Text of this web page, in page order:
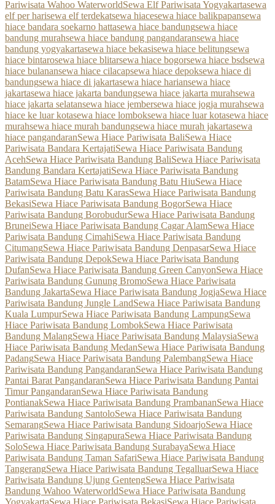
Pariwisata Wahoo WaterworldSewa Elf Pariwisata Yogyakartasewa
elf per harisewa elf terdekatsewa hiacesewa hiace balikpapansewa
hiace bandara soekarno hattasewa hiace bandungsewa hiace
bandung murahsewa hiace bandung pangandaransewa hiace
bandung yogyakartasewa hiace bekasisewa hiace belitungsewa
hiace bintarosewa hiace blitarsewa hiace bogorsewa hiace bsdsewa
hiace bulanansewa hiace cilacapsewa hiace depoksewa hiace di
bandungsewa hiace di jakartasewa hiace hariansewa hiace
jakartasewa hiace jakarta bandungsewa hiace jakarta murahsewa
hiace jakarta selatansewa hiace jembersewa hiace jogja murahsewa
hiace ke luar kotasewa hiace lomboksewa hiace luar kotasewa hiace
murahsewa hiace murah bandungsewa hiace murah jakartasewa
hiace pangandaranSewa Hiace Pariwisata BaliSewa Hiace
Pariwisata Bandara KertajatiSewa Hiace Pariwisata Bandung
AcehSewa Hiace Pariwisata Bandung BaliSewa Hiace Pariwisata
Bandung Bandara KertajatiSewa Hiace Pariwisata Bandung
BatamSewa Hiace Pariwisata Bandung Batu HiuSewa Hiace
Pariwisata Bandung Batu KarasSewa Hiace Pariwisata Bandung
BekasiSewa Hiace Pariwisata Bandung BogorSewa Hiace
Pariwisata Bandung BorobudurSewa Hiace Pariwisata Bandung
BruneiSewa Hiace Pariwisata Bandung Cagar AlamSewa Hiace
Pariwisata Bandung CimahiSewa Hiace Pariwisata Bandung
CitumangSewa Hiace Pariwisata Bandung DenpasarSewa Hiace
Pariwisata Bandung DepokSewa Hiace Pariwisata Bandung
DufanSewa Hiace Pariwisata Bandung Green CanyonSewa Hiace
Pariwisata Bandung Gunung BromoSewa Hiace Pariwisata
Bandung JakartaSewa Hiace Pariwisata Bandung JogjaSewa Hiace
Pariwisata Bandung Jungle LandSewa Hiace Pariwisata Bandung
Kuala LumpurSewa Hiace Pariwisata Bandung LampungSewa
Hiace Pariwisata Bandung LombokSewa Hiace Pariwisata
Bandung MalangSewa Hiace Pariwisata Bandung MalaysiaSewa
Hiace Pariwisata Bandung MedanSewa Hiace Pariwisata Bandung
PadangSewa Hiace Pariwisata Bandung PalembangSewa Hiace
Pariwisata Bandung PangandaranSewa Hiace Pariwisata Bandung
Pantai Barat PangandaranSewa Hiace Pariwisata Bandung Pantai
Timur PangandaranSewa Hiace Pariwisata Bandung
PontianakSewa Hiace Pariwisata Bandung PrambananSewa Hiace
Pariwisata Bandung SantoloSewa Hiace Pariwisata Bandung
SemarangSewa Hiace Pariwisata Bandung SidoarjoSewa Hiace
Pariwisata Bandung SingapuraSewa Hiace Pariwisata Bandung
SoloSewa Hiace Pariwisata Bandung SurabayaSewa Hiace
Pariwisata Bandung Taman SafariSewa Hiace Pariwisata Bandung
TangerangSewa Hiace Pariwisata Bandung TegalluarSewa Hiace
Pariwisata Bandung Ujung GentengSewa Hiace Pariwisata
Bandung Wahoo WaterworldSewa Hiace Pariwisata Bandung